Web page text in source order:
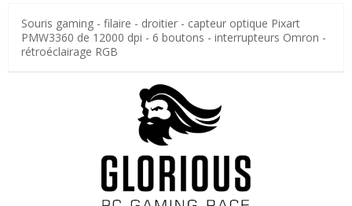
Souris gaming - filaire - droitier - capteur optique Pixart
PMW3360 de 12000 dpi - 6 boutons - interrupteurs Omron -
rétroéclairage RGB